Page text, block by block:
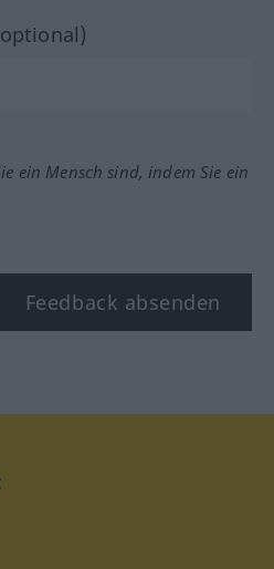
ein Mensch sind, indem Sie ein
Feedback absenden